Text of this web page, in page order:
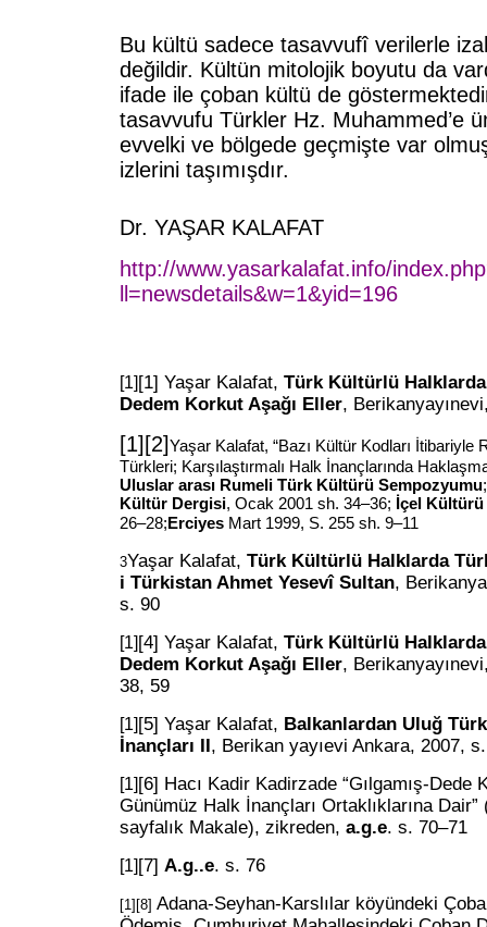
Bu kültü sadece tasavvufî verilerle
değildir. Kültün mitolojik boyutu da
ifade ile çoban kültü de
tasavvufu Türkler Hz. Muhammed’e
evvelki ve bölgede geçmişte var
izlerini taşımışdır.
Dr. YAŞAR KALAFAT
http://www.yasarkalafat.info/
ll=newsdetails&w=1&yid=196
[1][1] Yaşar Kalafat, Türk Kültürlü
Dedem Korkut Aşağı Eller,
[1] [2]Yaşar Kalafat, “Bazı Kültür Kodları İtibariyle
Türkleri; Karşılaştırmalı Halk İnançlarında
Uluslar arası Rumeli Türk Kültürü Sempozyumu
Kültür Dergisi, Ocak 2001 sh. 34–36; İçel Kültürü
26–28;Erciyes Mart 1999, S. 255 sh. 9–11
3Yaşar Kalafat, Türk Kültürlü Halklarda
i Türkistan Ahmet Yesevî Sultan,
s. 90
[1][4] Yaşar Kalafat, Türk Kültürlü
Dedem Korkut Aşağı Eller,
38, 59
[1][5] Yaşar Kalafat, Balkanlardan Uluğ
İnançları II, Berikan yayıevi Ankara, 2007,
[1][6] Hacı Kadir Kadirzade “Gılgamış-Dede
Günümüz Halk İnançları Ortaklıklarına Dair”
sayfalık Makale), zikreden, a.g.e. s. 70–71
[1][7] A.g..e. s. 76
[1] [8] Adana-Seyhan-Karslılar köyündeki